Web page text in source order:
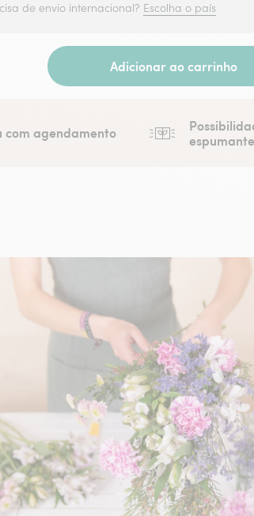
de envio internacional? Escolha o país
Adicionar ao carrinho
com agendamento